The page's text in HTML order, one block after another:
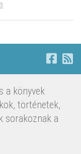
a könyvek
történetek,
sorakoznak a